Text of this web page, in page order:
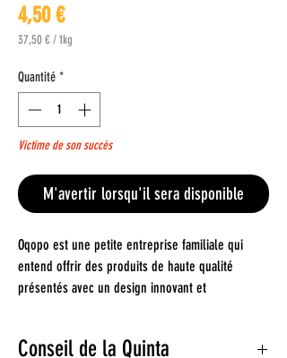
4,50 €Prix
37,50 €/1kg
pour
1
Kilogramme
Quantité *
Victime de son succès
M'avertir lorsqu'il sera disponible
Oqopo est une petite entreprise familiale qui
entend offrir des produits de haute qualité
présentés avec un design innovant et
Conseil de la Quinta